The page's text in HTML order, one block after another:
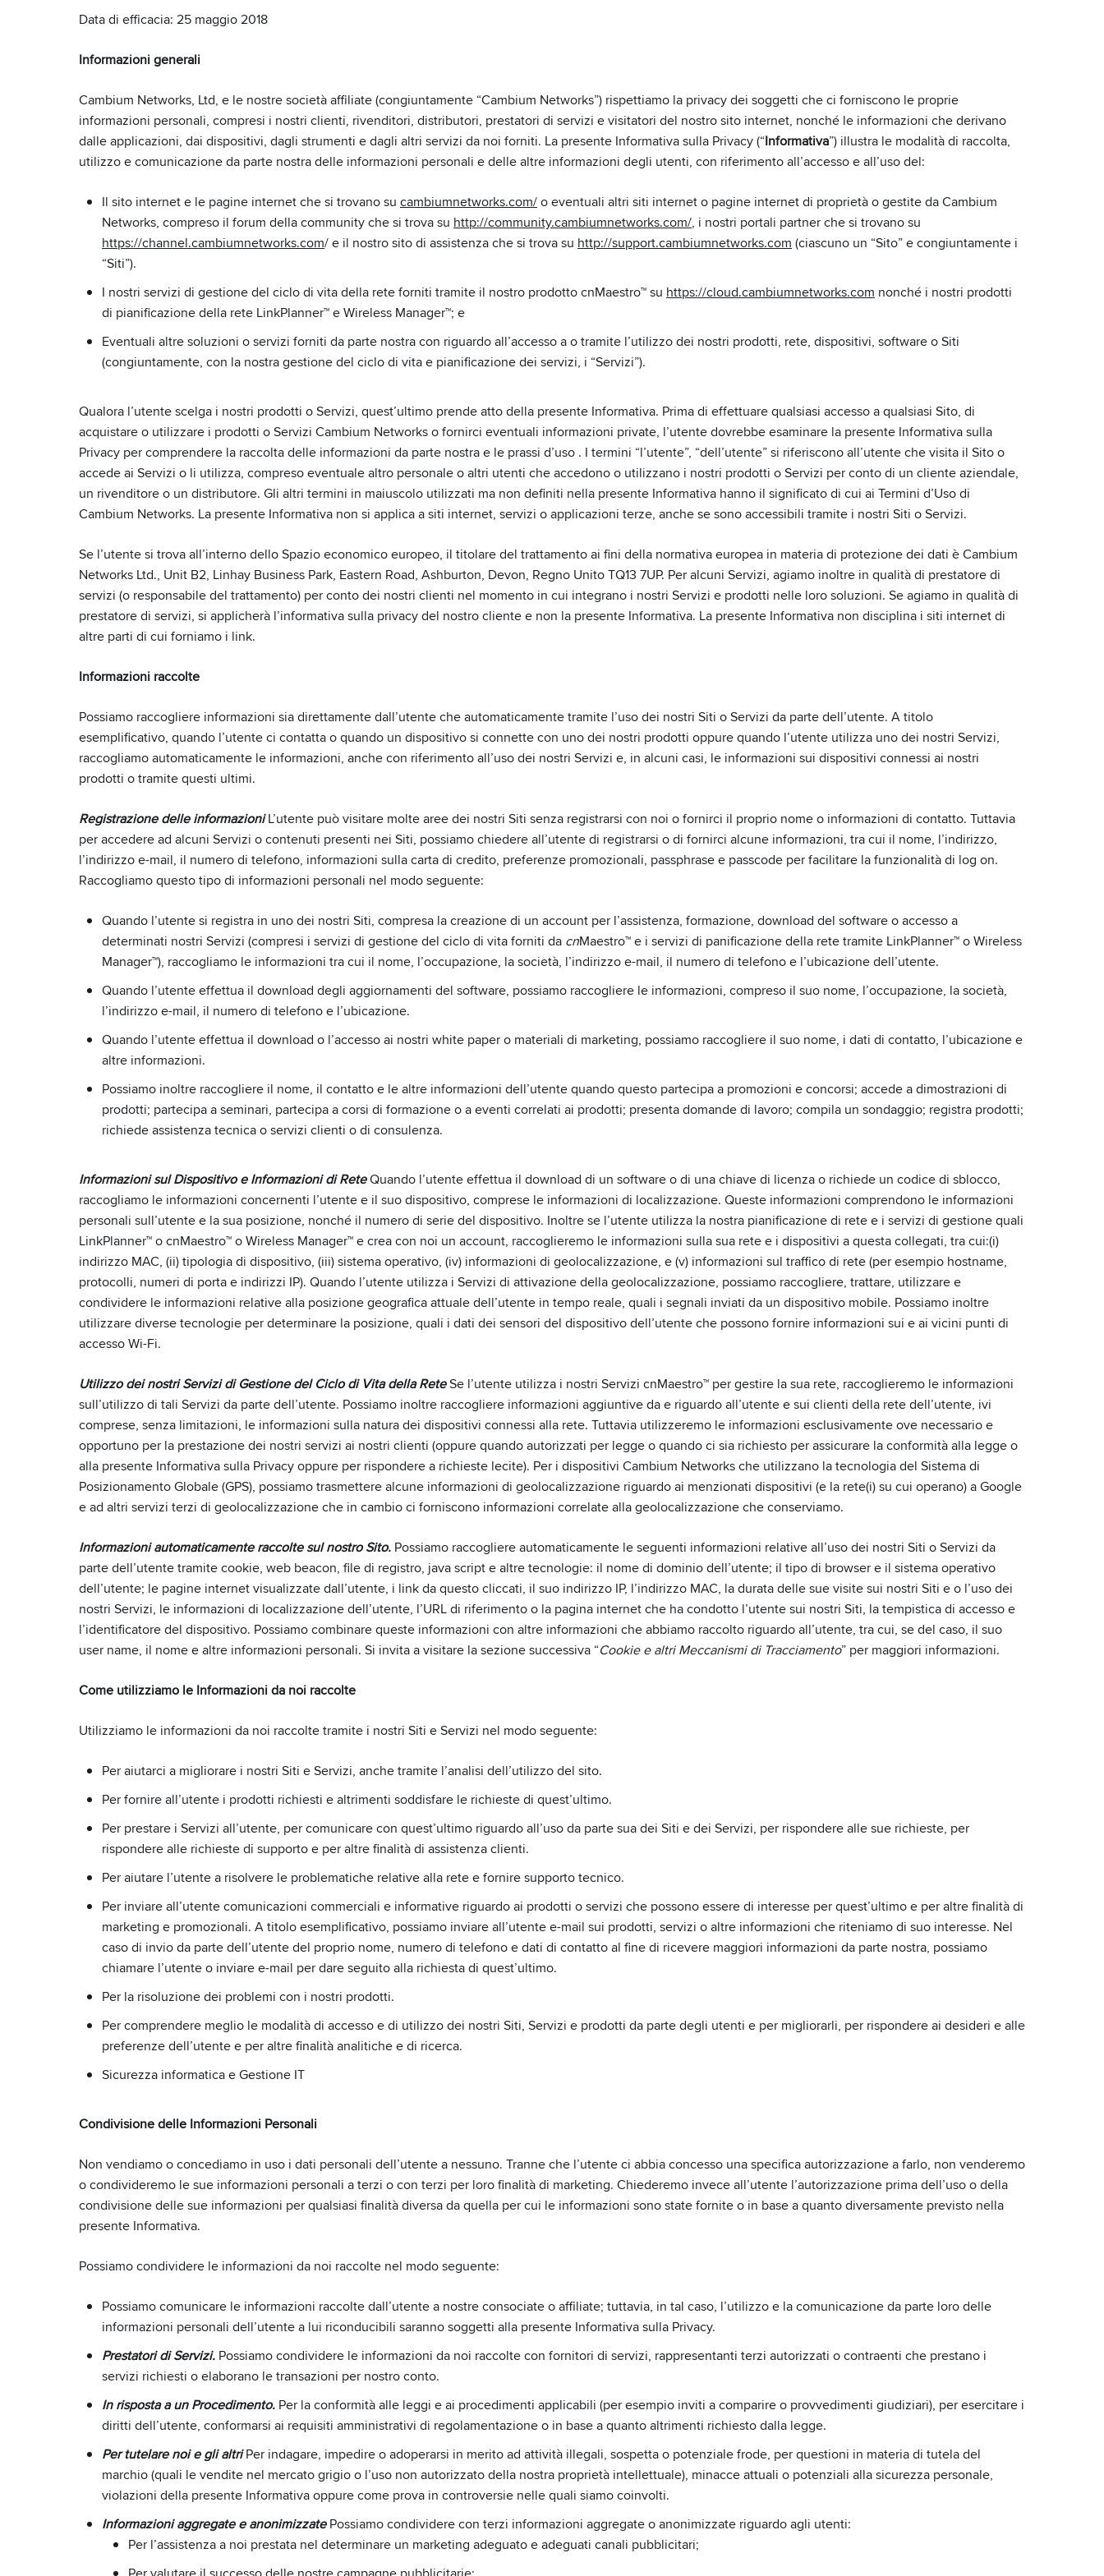
Data di efficacia: 25 maggio 2018
Informazioni generali
Cambium Networks, Ltd, e le nostre società affiliate (congiuntamente “Cambium Networks”) rispettiamo la privacy dei soggetti che ci forniscono le proprie
informazioni personali, compresi i nostri clienti, rivenditori, distributori, prestatori di servizi e visitatori del nostro sito internet, nonché le informazioni che derivano
dalle applicazioni, dai dispositivi, dagli strumenti e dagli altri servizi da noi forniti. La presente Informativa sulla Privacy (“Informativa”) illustra le modalità di raccolta,
utilizzo e comunicazione da parte nostra delle informazioni personali e delle altre informazioni degli utenti, con riferimento all’accesso e all’uso del:
Il sito internet e le pagine internet che si trovano su cambiumnetworks.com/o eventuali altri siti internet o pagine internet di proprietà o gestite da Cambium
Networks, compreso il forum della community che si trova su http://community.cambiumnetworks.com/, i nostri portali partner che si trovano su
https://channel.cambiumnetworks.com/ e il nostro sito di assistenza che si trova su http://support.cambiumnetworks.com (ciascuno un “Sito” e congiuntamente i
“Siti”).
I nostri servizi di gestione del ciclo di vita della rete forniti tramite il nostro prodotto cnMaestro™ su https://cloud.cambiumnetworks.com nonché i nostri prodotti
di pianificazione della rete LinkPlanner™ e Wireless Manager™; e
Eventuali altre soluzioni o servizi forniti da parte nostra con riguardo all’accesso a o tramite l’utilizzo dei nostri prodotti, rete, dispositivi, software o Siti
(congiuntamente, con la nostra gestione del ciclo di vita e pianificazione dei servizi, i “Servizi”).
Qualora l’utente scelga i nostri prodotti o Servizi, quest’ultimo prende atto della presente Informativa. Prima di effettuare qualsiasi accesso a qualsiasi Sito, di
acquistare o utilizzare i prodotti o Servizi Cambium Networks o fornirci eventuali informazioni private, l’utente dovrebbe esaminare la presente Informativa sulla
Privacy per comprendere la raccolta delle informazioni da parte nostra e le prassi d’uso . I termini “l’utente”, “dell’utente” si riferiscono all’utente che visita il Sito o
accede ai Servizi o li utilizza, compreso eventuale altro personale o altri utenti che accedono o utilizzano i nostri prodotti o Servizi per conto di un cliente aziendale,
un rivenditore o un distributore. Gli altri termini in maiuscolo utilizzati ma non definiti nella presente Informativa hanno il significato di cui ai Termini d’Uso di
Cambium Networks. La presente Informativa non si applica a siti internet, servizi o applicazioni terze, anche se sono accessibili tramite i nostri Siti o Servizi.
Se l’utente si trova all’interno dello Spazio economico europeo, il titolare del trattamento ai fini della normativa europea in materia di protezione dei dati è Cambium
Networks Ltd., Unit B2, Linhay Business Park, Eastern Road, Ashburton, Devon, Regno Unito TQ13 7UP. Per alcuni Servizi, agiamo inoltre in qualità di prestatore di
servizi (o responsabile del trattamento) per conto dei nostri clienti nel momento in cui integrano i nostri Servizi e prodotti nelle loro soluzioni. Se agiamo in qualità di
prestatore di servizi, si applicherà l’informativa sulla privacy del nostro cliente e non la presente Informativa. La presente Informativa non disciplina i siti internet di
altre parti di cui forniamo i link.
Informazioni raccolte
Possiamo raccogliere informazioni sia direttamente dall’utente che automaticamente tramite l’uso dei nostri Siti o Servizi da parte dell’utente. A titolo
esemplificativo, quando l’utente ci contatta o quando un dispositivo si connette con uno dei nostri prodotti oppure quando l’utente utilizza uno dei nostri Servizi,
raccogliamo automaticamente le informazioni, anche con riferimento all’uso dei nostri Servizi e, in alcuni casi, le informazioni sui dispositivi connessi ai nostri
prodotti o tramite questi ultimi.
Registrazione delle informazioniL’utente può visitare molte aree dei nostri Siti senza registrarsi con noi o fornirci il proprio nome o informazioni di contatto. Tuttavia
per accedere ad alcuni Servizi o contenuti presenti nei Siti, possiamo chiedere all’utente di registrarsi o di fornirci alcune informazioni, tra cui il nome, l’indirizzo,
l’indirizzo e-mail, il numero di telefono, informazioni sulla carta di credito, preferenze promozionali, passphrase e passcode per facilitare la funzionalità di log on.
Raccogliamo questo tipo di informazioni personali nel modo seguente:
Quando l’utente si registra in uno dei nostri Siti, compresa la creazione di un account per l’assistenza, formazione, download del software o accesso a
determinati nostri Servizi (compresi i servizi di gestione del ciclo di vita forniti da cnMaestro™ e i servizi di panificazione della rete tramite LinkPlanner™ o Wireless
Manager™), raccogliamo le informazioni tra cui il nome, l’occupazione, la società, l’indirizzo e-mail, il numero di telefono e l’ubicazione dell’utente.
Quando l’utente effettua il download degli aggiornamenti del software, possiamo raccogliere le informazioni, compreso il suo nome, l’occupazione, la società,
l’indirizzo e-mail, il numero di telefono e l’ubicazione.
Quando l’utente effettua il download o l’accesso ai nostri white paper o materiali di marketing, possiamo raccogliere il suo nome, i dati di contatto, l’ubicazione e
altre informazioni.
Possiamo inoltre raccogliere il nome, il contatto e le altre informazioni dell’utente quando questo partecipa a promozioni e concorsi; accede a dimostrazioni di
prodotti; partecipa a seminari, partecipa a corsi di formazione o a eventi correlati ai prodotti; presenta domande di lavoro; compila un sondaggio; registra prodotti;
richiede assistenza tecnica o servizi clienti o di consulenza.
Informazioni sul Dispositivo e Informazioni di ReteQuando l’utente effettua il download di un software o di una chiave di licenza o richiede un codice di sblocco,
raccogliamo le informazioni concernenti l’utente e il suo dispositivo, comprese le informazioni di localizzazione. Queste informazioni comprendono le informazioni
personali sull’utente e la sua posizione, nonché il numero di serie del dispositivo. Inoltre se l’utente utilizza la nostra pianificazione di rete e i servizi di gestione quali
LinkPlanner™ o cnMaestro™ o Wireless Manager™ e crea con noi un account, raccoglieremo le informazioni sulla sua rete e i dispositivi a questa collegati, tra cui:(i)
indirizzo MAC, (ii) tipologia di dispositivo, (iii) sistema operativo, (iv) informazioni di geolocalizzazione, e (v) informazioni sul traffico di rete (per esempio hostname,
protocolli, numeri di porta e indirizzi IP). Quando l’utente utilizza i Servizi di attivazione della geolocalizzazione, possiamo raccogliere, trattare, utilizzare e
condividere le informazioni relative alla posizione geografica attuale dell’utente in tempo reale, quali i segnali inviati da un dispositivo mobile. Possiamo inoltre
utilizzare diverse tecnologie per determinare la posizione, quali i dati dei sensori del dispositivo dell’utente che possono fornire informazioni sui e ai vicini punti di
accesso Wi-Fi.
Utilizzo dei nostri Servizi di Gestione del Ciclo di Vita della ReteSe l’utente utilizza i nostri Servizi cnMaestro™ per gestire la sua rete, raccoglieremo le informazioni
sull’utilizzo di tali Servizi da parte dell’utente. Possiamo inoltre raccogliere informazioni aggiuntive da e riguardo all’utente e sui clienti della rete dell’utente, ivi
comprese, senza limitazioni, le informazioni sulla natura dei dispositivi connessi alla rete. Tuttavia utilizzeremo le informazioni esclusivamente ove necessario e
opportuno per la prestazione dei nostri servizi ai nostri clienti (oppure quando autorizzati per legge o quando ci sia richiesto per assicurare la conformità alla legge o
alla presente Informativa sulla Privacy oppure per rispondere a richieste lecite). Per i dispositivi Cambium Networks che utilizzano la tecnologia del Sistema di
Posizionamento Globale (GPS), possiamo trasmettere alcune informazioni di geolocalizzazione riguardo ai menzionati dispositivi (e la rete(i) su cui operano) a Google
e ad altri servizi terzi di geolocalizzazione che in cambio ci forniscono informazioni correlate alla geolocalizzazione che conserviamo.
Informazioni automaticamente raccolte sul nostro Sito. Possiamo raccogliere automaticamente le seguenti informazioni relative all’uso dei nostri Siti o Servizi da
parte dell’utente tramite cookie, web beacon, file di registro, java script e altre tecnologie: il nome di dominio dell’utente; il tipo di browser e il sistema operativo
dell’utente; le pagine internet visualizzate dall’utente, i link da questo cliccati, il suo indirizzo IP, l’indirizzo MAC, la durata delle sue visite sui nostri Siti e o l’uso dei
nostri Servizi, le informazioni di localizzazione dell’utente, l’URL di riferimento o la pagina internet che ha condotto l’utente sui nostri Siti, la tempistica di accesso e
l’identificatore del dispositivo. Possiamo combinare queste informazioni con altre informazioni che abbiamo raccolto riguardo all’utente, tra cui, se del caso, il suo
user name, il nome e altre informazioni personali. Si invita a visitare la sezione successiva “Cookie e altri Meccanismi di Tracciamento” per maggiori informazioni.
Come utilizziamo le Informazioni da noi raccolte
Utilizziamo le informazioni da noi raccolte tramite i nostri Siti e Servizi nel modo seguente:
Per aiutarci a migliorare i nostri Siti e Servizi, anche tramite l’analisi dell’utilizzo del sito.
Per fornire all’utente i prodotti richiesti e altrimenti soddisfare le richieste di quest’ultimo.
Per prestare i Servizi all’utente, per comunicare con quest’ultimo riguardo all’uso da parte sua dei Siti e dei Servizi, per rispondere alle sue richieste, per
rispondere alle richieste di supporto e per altre finalità di assistenza clienti.
Per aiutare l’utente a risolvere le problematiche relative alla rete e fornire supporto tecnico.
Per inviare all’utente comunicazioni commerciali e informative riguardo ai prodotti o servizi che possono essere di interesse per quest’ultimo e per altre finalità di
marketing e promozionali. A titolo esemplificativo, possiamo inviare all’utente e-mail sui prodotti, servizi o altre informazioni che riteniamo di suo interesse. Nel
caso di invio da parte dell’utente del proprio nome, numero di telefono e dati di contatto al fine di ricevere maggiori informazioni da parte nostra, possiamo
chiamare l’utente o inviare e-mail per dare seguito alla richiesta di quest’ultimo.
Per la risoluzione dei problemi con i nostri prodotti.
Per comprendere meglio le modalità di accesso e di utilizzo dei nostri Siti, Servizi e prodotti da parte degli utenti e per migliorarli, per rispondere ai desideri e alle
preferenze dell’utente e per altre finalità analitiche e di ricerca.
Sicurezza informatica e Gestione IT
Condivisione delle Informazioni Personali
Non vendiamo o concediamo in uso i dati personali dell’utente a nessuno. Tranne che l’utente ci abbia concesso una specifica autorizzazione a farlo, non venderemo
o condivideremo le sue informazioni personali a terzi o con terzi per loro finalità di marketing. Chiederemo invece all’utente l’autorizzazione prima dell’uso o della
condivisione delle sue informazioni per qualsiasi finalità diversa da quella per cui le informazioni sono state fornite o in base a quanto diversamente previsto nella
presente Informativa.
Possiamo condividere le informazioni da noi raccolte nel modo seguente:
Possiamo comunicare le informazioni raccolte dall’utente a nostre consociate o affiliate; tuttavia, in tal caso, l’utilizzo e la comunicazione da parte loro delle
informazioni personali dell’utente a lui riconducibili saranno soggetti alla presente Informativa sulla Privacy.
Prestatori di Servizi. Possiamo condividere le informazioni da noi raccolte con fornitori di servizi, rappresentanti terzi autorizzati o contraenti che prestano i
servizi richiesti o elaborano le transazioni per nostro conto.
In risposta a un Procedimento. Per la conformità alle leggi e ai procedimenti applicabili (per esempio inviti a comparire o provvedimenti giudiziari), per esercitare i
diritti dell’utente, conformarsi ai requisiti amministrativi di regolamentazione o in base a quanto altrimenti richiesto dalla legge.
Per tutelare noi e gli altriPer indagare, impedire o adoperarsi in merito ad attività illegali, sospetta o potenziale frode, per questioni in materia di tutela del
marchio (quali le vendite nel mercato grigio o l’uso non autorizzato della nostra proprietà intellettuale), minacce attuali o potenziali alla sicurezza personale,
violazioni della presente Informativa oppure come prova in controversie nelle quali siamo coinvolti.
Informazioni aggregate e anonimizzatePossiamo condividere con terzi informazioni aggregate o anonimizzate riguardo agli utenti:
Per l’assistenza a noi prestata nel determinare un marketing adeguato e adeguati canali pubblicitari;